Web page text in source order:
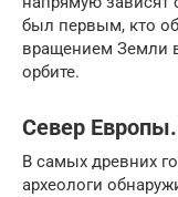
был первым, кто
вращением Земли
орбите.
Север
В самых древних
археологи